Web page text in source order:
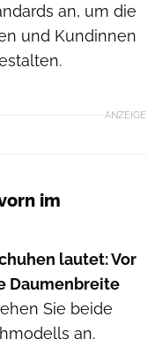
an, um die
und Kundinnen
ANZEIGE
im
lautet: Vor
Daumenbreite
Sie beide
an.